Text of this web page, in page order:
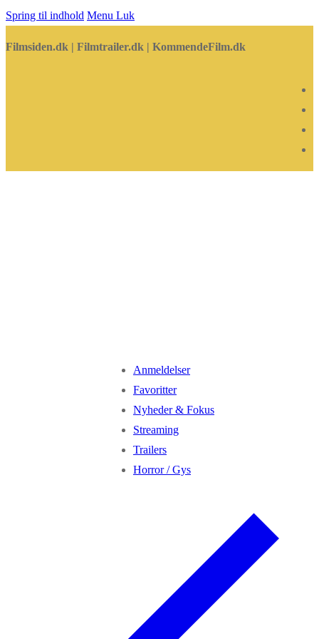
Spring til indhold Menu Luk
Filmsiden.dk | Filmtrailer.dk | KommendeFilm.dk
Anmeldelser
Favoritter
Nyheder & Fokus
Streaming
Trailers
Horror / Gys